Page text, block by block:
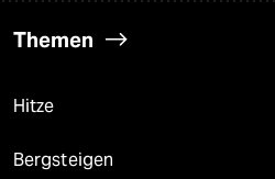
Themen
Hitze
Bergsteigen